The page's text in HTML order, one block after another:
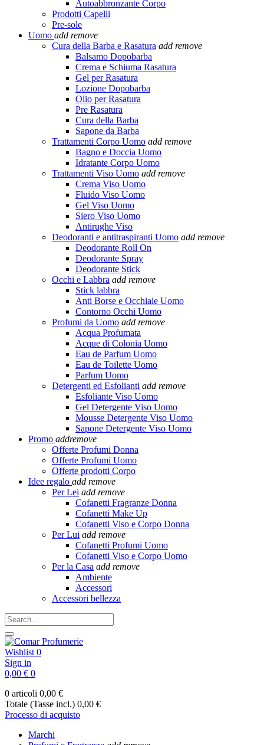
Autoabbronzante Corpo
Prodotti Capelli
Pre-sole
Uomo add remove
Cura della Barba e Rasatura add remove
Balsamo Dopobarba
Crema e Schiuma Rasatura
Gel per Rasatura
Lozione Dopobarba
Olio per Rasatura
Pre Rasatura
Cura della Barba
Sapone da Barba
Trattamenti Corpo Uomo add remove
Bagno e Doccia Uomo
Idratante Corpo Uomo
Trattamenti Viso Uomo add remove
Crema Viso Uomo
Fluido Viso Uomo
Gel Viso Uomo
Siero Viso Uomo
Antirughe Viso
Deodoranti e antitraspiranti Uomo add remove
Deodorante Roll On
Deodorante Spray
Deodorante Stick
Occhi e Labbra add remove
Stick labbra
Anti Borse e Occhiaie Uomo
Contorno Occhi Uomo
Profumi da Uomo add remove
Acqua Profumata
Acque di Colonia Uomo
Eau de Parfum Uomo
Eau de Toilette Uomo
Parfum Uomo
Detergenti ed Esfolianti add remove
Esfoliante Viso Uomo
Gel Detergente Viso Uomo
Mousse Detergente Viso Uomo
Sapone Detergente Viso Uomo
Promo addremove
Offerte Profumi Donna
Offerte Profumi Uomo
Offerte prodotti Corpo
Idee regalo add remove
Per Lei add remove
Cofanetti Fragranze Donna
Cofanetti Make Up
Cofanetti Viso e Corpo Donna
Per Lui add remove
Cofanetti Profumi Uomo
Cofanetti Viso e Corpo Uomo
Per la Casa add remove
Ambiente
Accessori
Accessori bellezza
Wishlist 0
Sign in
0,00 € 0
0 articoli 0,00 €
Totale (Tasse incl.) 0,00 €
Processo di acquisto
Marchi